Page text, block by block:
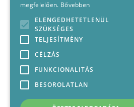
KORÁBBI
megfelelően. Bővebben
ELENGEDHETETLENÜL
SZÜKSÉGES
TELJESÍTMÉNY
CÉLZÁS
FUNKCIONALITÁS
BESOROLATLAN